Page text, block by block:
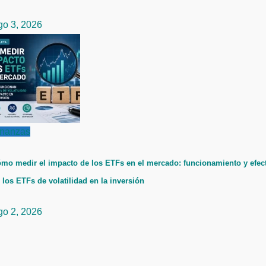
3, 2026
medir el impacto de los ETFs en el mercado: funcionamiento y
los ETFs de volatilidad en la inversión
2, 2026